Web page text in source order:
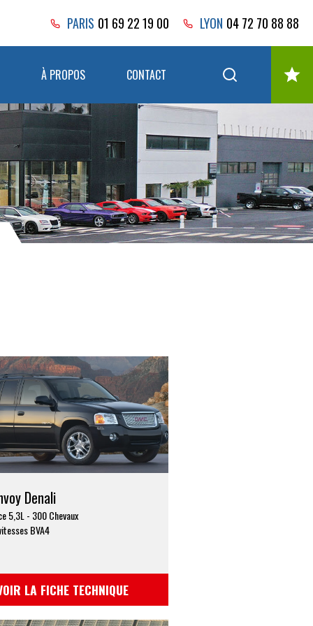
PARIS 01 69 22 19 00 LYON 04 72 70 88 88
À PROPOS CONTACT
Denali
5,3L - 300 Chevaux
BVA4
LA FICHE TECHNIQUE